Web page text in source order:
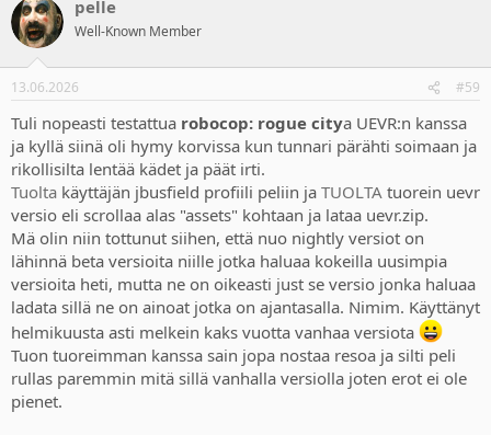
c
t
i
s
pelle
Well-Known Member
13.06.2026 #59
Tuli nopeasti testattua robocop: rogue citya UEVR:n kanssa
ja kyllä siinä oli hymy korvissa kun tunnari pärähti soimaan ja
rikollisilta lentää kädet ja päät irti.
Tuolta käyttäjän jbusfield profiili peliin ja TUOLTA tuorein uevr
versio eli scrollaa alas "assets" kohtaan ja lataa uevr.zip.
Mä olin niin tottunut siihen, että nuo nightly versiot on
lähinnä beta versioita niille jotka haluaa kokeilla uusimpia
versioita heti, mutta ne on oikeasti just se versio jonka haluaa
ladata sillä ne on ainoat jotka on ajantasalla. Nimim. Käyttänyt
helmikuusta asti melkein kaks vuotta vanhaa versiota
Tuon tuoreimman kanssa sain jopa nostaa resoa ja silti peli
rullas paremmin mitä sillä vanhalla versiolla joten erot ei ole
pienet.